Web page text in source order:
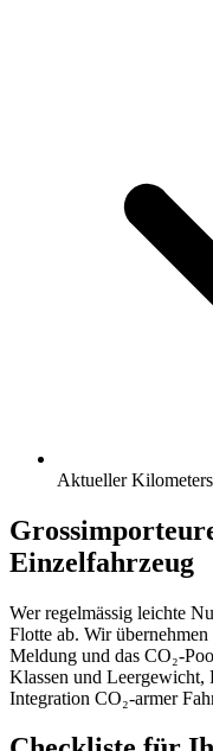
Aktueller
Einzelfahrzeug
Wer regelmässig leichte
Flotte ab. Wir
Meldung und das CO₂-
Klassen und
Integration CO₂-armer